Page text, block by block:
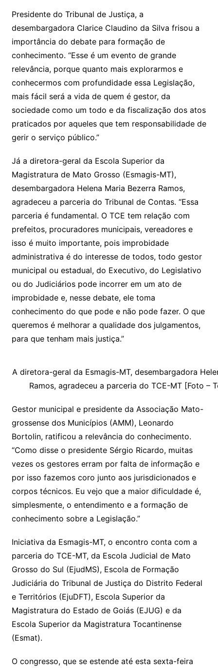
Presidente do Tribunal de Justiça, a
desembargadora Clarice Claudino da Silva frisou a
importância do debate para formação de
conhecimento. “Esse é um evento de grande
relevância, porque quanto mais explorarmos e
conhecermos com profundidade essa Legislação,
mais fácil será a vida de quem é gestor, da
sociedade como um todo e da fiscalização dos atos
praticados por aqueles que tem responsabilidade de
gerir o serviço público.”
Já a diretora-geral da Escola Superior da
Magistratura de Mato Grosso (Esmagis-MT),
desembargadora Helena Maria Bezerra Ramos,
agradeceu a parceria do Tribunal de Contas. “Essa
parceria é fundamental. O TCE tem relação com
prefeitos, procuradores municipais, vereadores e
isso é muito importante, pois improbidade
administrativa é do interesse de todos, todo gestor
municipal ou estadual, do Executivo, do Legislativo
ou do Judiciários pode incorrer em um ato de
improbidade e, nesse debate, ele toma
conhecimento do que pode e não pode fazer. O que
queremos é melhorar a qualidade dos julgamentos,
para que tenham mais justiça.”
A diretora-geral da Esmagis-MT, desembargadora
Ramos, agradeceu a parceria do TCE-MT [Foto –
Gestor municipal e presidente da Associação Mato-
grossense dos Municípios (AMM), Leonardo
Bortolin, ratificou a relevância do conhecimento.
“Como disse o presidente Sérgio Ricardo, muitas
vezes os gestores erram por falta de informação e
por isso fazemos coro junto aos jurisdicionados e
corpos técnicos. Eu vejo que a maior dificuldade é,
simplesmente, o entendimento e a formação de
conhecimento sobre a Legislação.”
Iniciativa da Esmagis-MT, o encontro conta com a
parceria do TCE-MT, da Escola Judicial de Mato
Grosso do Sul (EjudMS), Escola de Formação
Judiciária do Tribunal de Justiça do Distrito Federal
e Territórios (EjuDFT), Escola Superior da
Magistratura do Estado de Goiás (EJUG) e da
Escola Superior da Magistratura Tocantinense
(Esmat).
O congresso, que se estende até esta sexta-feira